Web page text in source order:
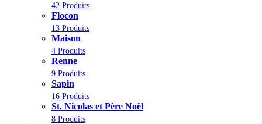
42 Produits
Flocon
13 Produits
Maison
4 Produits
Renne
9 Produits
Sapin
16 Produits
St. Nicolas et Père Noël
8 Produits